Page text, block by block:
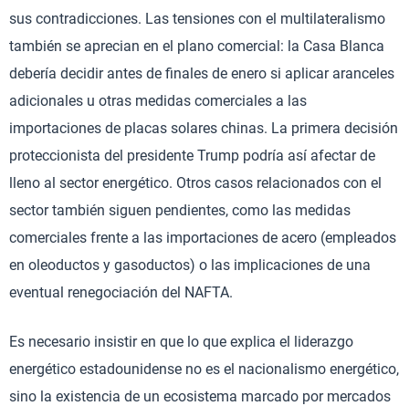
sus contradicciones. Las tensiones con el multilateralismo
también se aprecian en el plano comercial: la Casa Blanca
debería decidir antes de finales de enero si aplicar aranceles
adicionales u otras medidas comerciales a las
importaciones de placas solares chinas. La primera decisión
proteccionista del presidente Trump podría así afectar de
lleno al sector energético. Otros casos relacionados con el
sector también siguen pendientes, como las medidas
comerciales frente a las importaciones de acero (empleados
en oleoductos y gasoductos) o las implicaciones de una
eventual renegociación del NAFTA.
Es necesario insistir en que lo que explica el liderazgo
energético estadounidense no es el nacionalismo energético,
sino la existencia de un ecosistema marcado por mercados